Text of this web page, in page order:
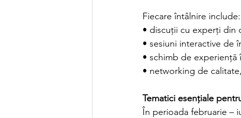
Fiecare întâlnire include:
• discuții cu experți din
• sesiuni interactive de
• schimb de
• networking de
Tematici esențiale
În perioada februarie –